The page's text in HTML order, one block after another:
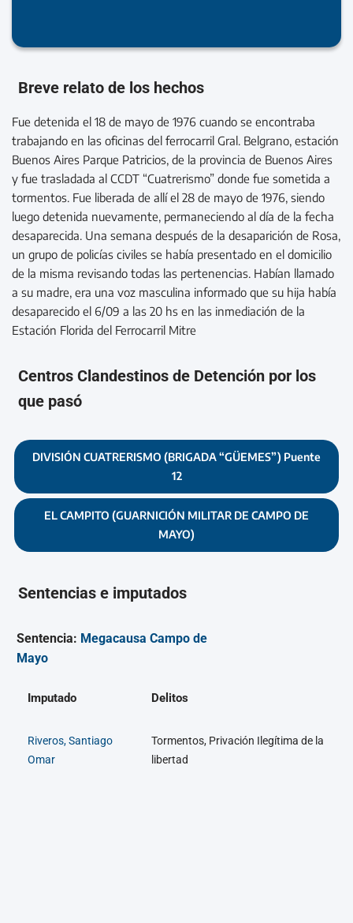
Breve relato de los hechos
Fue detenida el 18 de mayo de 1976 cuando se encontraba
trabajando en las oficinas del ferrocarril Gral. Belgrano, estación
Buenos Aires Parque Patricios, de la provincia de Buenos Aires
y fue trasladada al CCDT “Cuatrerismo” donde fue sometida a
tormentos. Fue liberada de allí el 28 de mayo de 1976, siendo
luego detenida nuevamente, permaneciendo al día de la fecha
desaparecida. Una semana después de la desaparición de Rosa,
un grupo de policías civiles se había presentado en el domicilio
de la misma revisando todas las pertenencias. Habían llamado
a su madre, era una voz masculina informado que su hija había
desaparecido el 6/09 a las 20 hs en las inmediación de la
Estación Florida del Ferrocarril Mitre
Centros Clandestinos de Detención por los
que pasó
DIVISIÓN CUATRERISMO (BRIGADA “GÜEMES”) Puente
12
EL CAMPITO (GUARNICIÓN MILITAR DE CAMPO DE
MAYO)
Sentencias e imputados
Sentencia: Megacausa Campo de
Mayo
Imputado Delitos
Riveros, Santiago
Omar
Tormentos, Privación Ilegítima de la
libertad